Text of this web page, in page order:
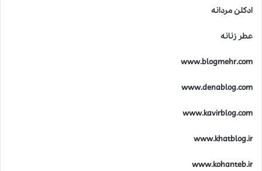
ادکلن مردانه
عطر زنانه
www.blogmehr.com
www.denablog.com
www.kavirblog.com
www.khatblog.ir
www.kohanteb.ir